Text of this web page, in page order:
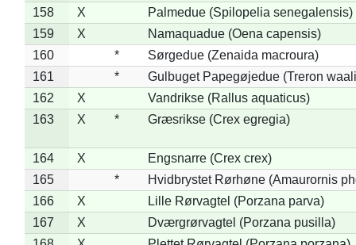
158
X
Palmedue (Spilopelia senegalensis)
159
X
Namaquadue (Oena capensis)
160
*
Sørgedue (Zenaida macroura)
161
*
Gulbuget Papegøjedue (Treron
162
X
Vandrikse (Rallus aquaticus)
163
X * Græsrikse (Crex egregia)
164 X
Engsnarre (Crex crex)
165
*
Hvidbrystet Rørhøne (Amaurornis
166
X
Lille Rørvagtel (Porzana parva)
167
X
Dværgrørvagtel (Porzana pusilla)